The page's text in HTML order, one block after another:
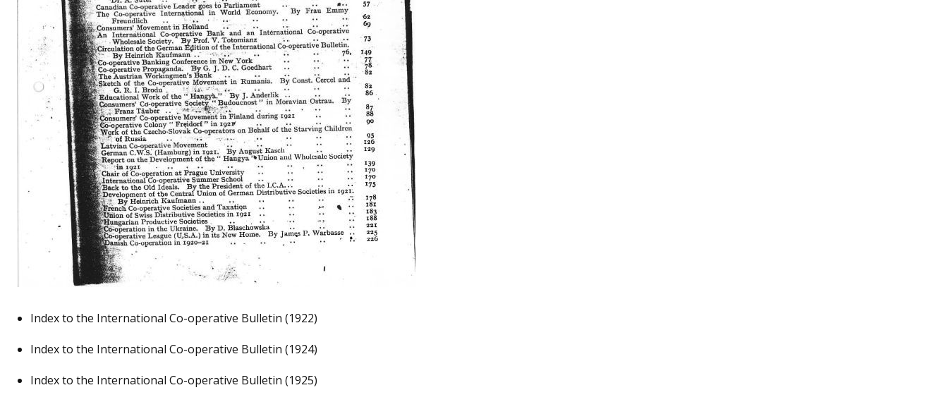
Index to the International Co-operative Bulletin (1922)
Index to the International Co-operative Bulletin (1924)
Index to the International Co-operative Bulletin (1925)